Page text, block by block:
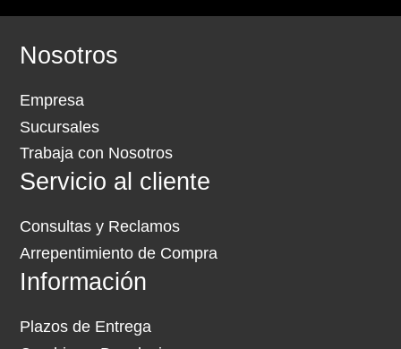
Nosotros
Empresa
Sucursales
Trabaja con Nosotros
Servicio al cliente
Consultas y Reclamos
Arrepentimiento de Compra
Información
Plazos de Entrega